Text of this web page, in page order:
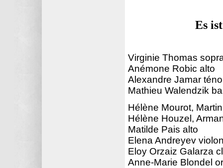
Es
Virginie Thomas
Anémone Robic alto
Alexandre Jamar
Mathieu Walendzik
Hélène Mourot,
Hélène Houzel,
Matilde Pais alto
Elena Andreyev
Eloy Orzaiz Galarza
Anne-Marie Blondel